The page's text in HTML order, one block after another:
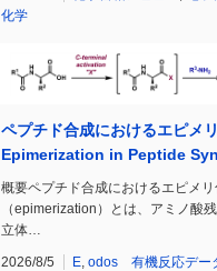
化学
ペプチド合成におけるエピメ
Epimerization in Peptide
概要ペプチド合成におけるエピメ
（epimerization）とは、アミノ酸
立体…
2026/8/5 E odos 有機反応デー